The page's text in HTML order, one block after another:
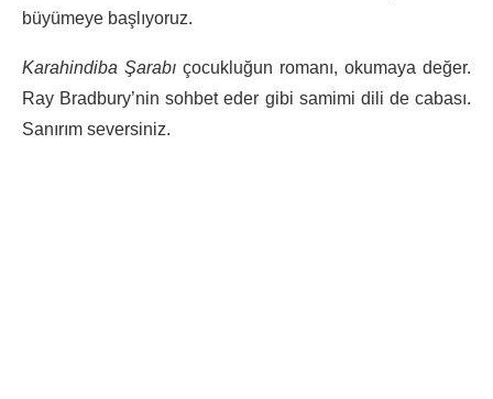
büyümeye başlıyoruz.
Karahindiba Şarabı çocukluğun romanı, okumaya değer.
Ray Bradbury’nin sohbet eder gibi samimi dili de cabası.
Sanırım seversiniz.